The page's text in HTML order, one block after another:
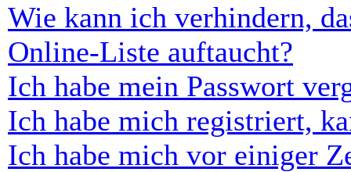
Wie kann ich verhindern,
Online-Liste auftaucht?
Ich habe mein Passwort
Ich habe mich registriert,
Ich habe mich vor einiger